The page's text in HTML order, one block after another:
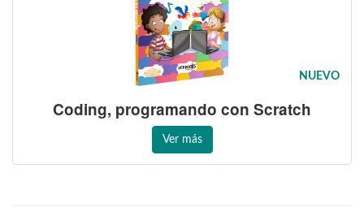
NUEVO
Coding, programando con Scratch
Ver más